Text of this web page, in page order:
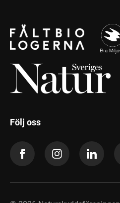
Följ oss